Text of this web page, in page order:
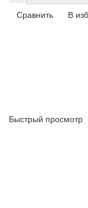
Сравнить
В
Быстрый просмотр